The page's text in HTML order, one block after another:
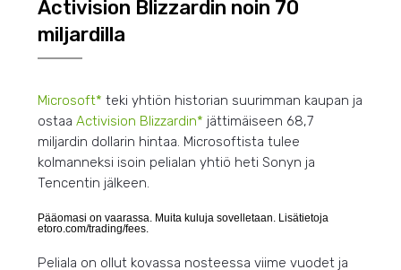
Activision Blizzardin noin 70
miljardilla
Microsoft* teki yhtiön historian suurimman kaupan ja
ostaaActivision Blizzardin* jättimäiseen 68,7
miljardin dollarin hintaa. Microsoftista tulee
kolmanneksi isoin pelialan yhtiö heti Sonyn ja
Tencentin jälkeen.
Pääomasi on vaarassa. Muita kuluja sovelletaan. Lisätietoja
etoro.com/trading/fees.
Peliala on ollut kovassa nosteessa viime vuodet ja